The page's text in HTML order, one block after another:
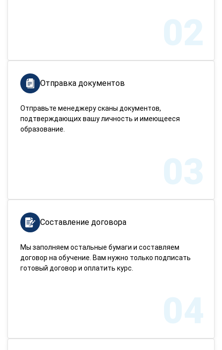
02
Отправка документов
Отправьте менеджеру сканы документов,
подтверждающих вашу личность и имеющееся
образование.
03
Составление договора
Мы заполняем остальные бумаги и составляем
договор на обучение. Вам нужно только подписать
готовый договор и оплатить курс.
04